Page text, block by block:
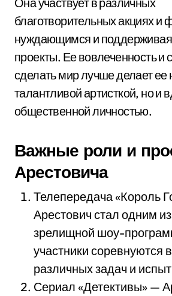
благотворительных акциях и
нуждающимся и
проекты. Ее вовлеченность и
сделать мир лучше делает ее
талантливой артисткой, но
общественной личностью.
Важные роли и
Арестовича
Телепередача «Король
Арестович стал одним
зрелищной шоу-
участники соревнуются
различных задач и
Сериал «Детективы» —